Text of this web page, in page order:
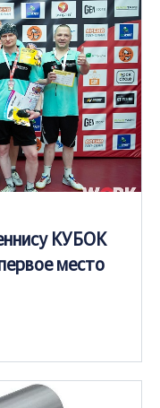
КУБОК
место